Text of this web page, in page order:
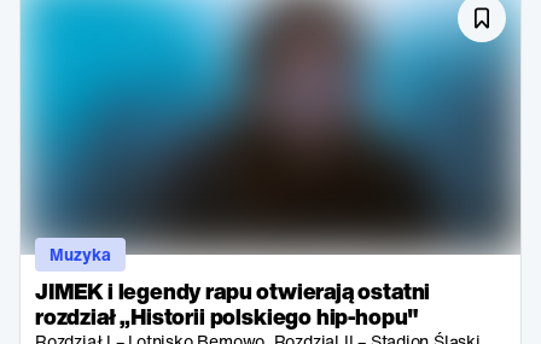
JIMEK i legendy rapu otwierają ostatni
rozdział „Historii polskiego hip-hopu"
Muzyka